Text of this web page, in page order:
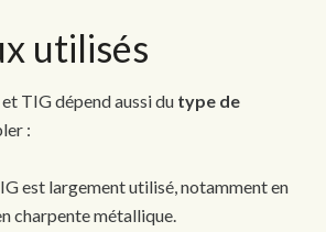
utilisés
TIG dépend aussi du type de
:
est largement utilisé, notamment en
charpente métallique.